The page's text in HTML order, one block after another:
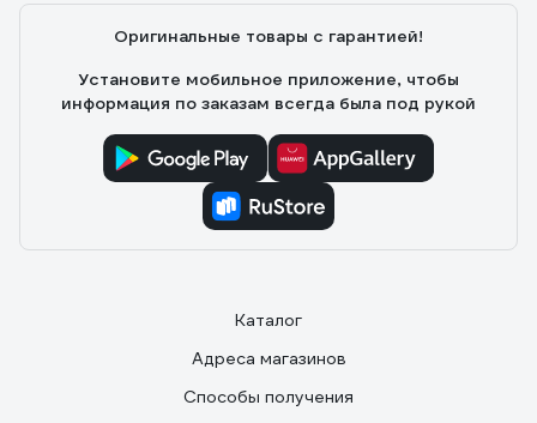
19.10.2024
Очень компактная и прочная полипропиленовая коробка. В ней
монтируется. Белая крышка имеет две разрезных "лапки",
которыми она фиксируется в коробке. Крышка снимается и
устанавливается без затруднений.
Оригинальные товары с гарантией!
Установите мобильное приложение, чтобы
информация по заказам всегда была под рукой
Каталог
Адреса магазинов
Способы получения